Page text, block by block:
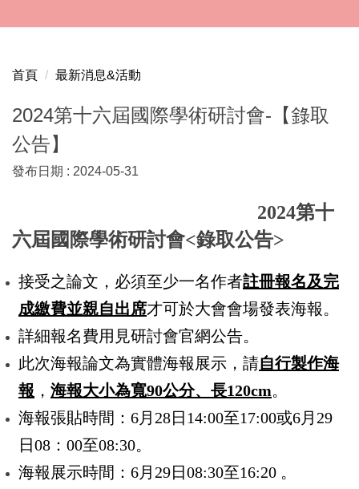
到
要
容
首頁 最新消息&活動
2024第十六屆國際學術研討會-【錄取
公告】
發布日期 : 2024-05-31
2024第十
六屆國際學術研討會<錄取公告>
接受之論文 ，必須至少一名作者註冊報名及完
成繳費並親自出席才可於大會會場發表海報。
詳細報名費用見研討會官網公告。
此次海報論文為實體海報展示，請自行製作海
報 ， 海報大小為寬90公分、長120cm。
海報張貼時間：6月28日 14:00至17:00或6月29
日08：00至08:30。
海報展示時間：6月29日 08:30至16:20 。